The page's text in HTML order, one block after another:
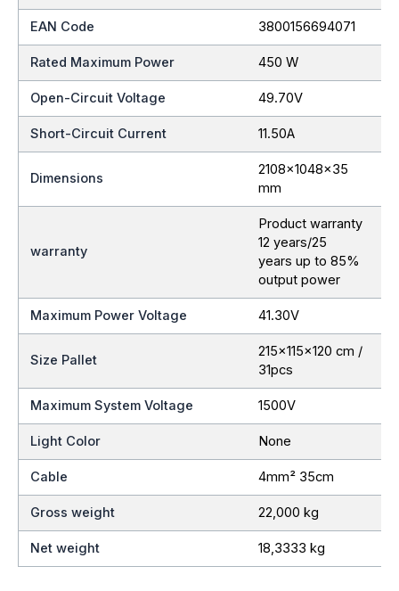
EAN Code 3800156694071
Rated Maximum Power 450 W
Open-Circuit Voltage 49.70V
Short-Circuit Current 11.50A
Dimensions
2108x1048x35
mm
warranty
Product warranty
12 years/25
years up to 85%
output power
Maximum Power Voltage 41.30V
Size Pallet
215x115x120 cm /
31pcs
Maximum System Voltage 1500V
Light Color None
Cable 4mm² 35cm
Gross weight 22,000 kg
Net weight 18,3333 kg